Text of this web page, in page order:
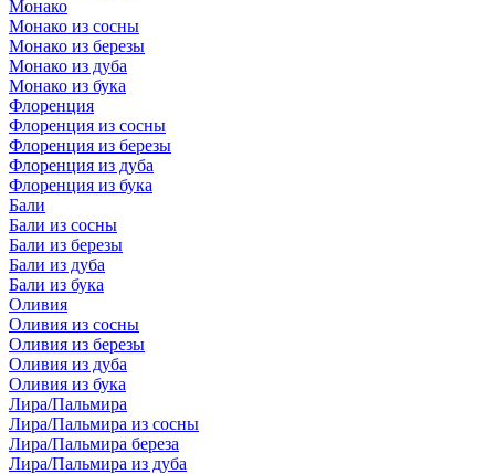
Монако
Монако из сосны
Монако из березы
Монако из дуба
Монако из бука
Флоренция
Флоренция из сосны
Флоренция из березы
Флоренция из дуба
Флоренция из бука
Бали
Бали из сосны
Бали из березы
Бали из дуба
Бали из бука
Оливия
Оливия из сосны
Оливия из березы
Оливия из дуба
Оливия из бука
Лира/Пальмира
Лира/Пальмира из сосны
Лира/Пальмира береза
Лира/Пальмира из дуба